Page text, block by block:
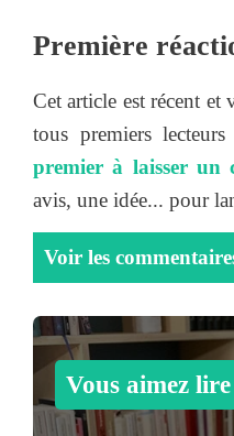
Première
Cet article est récent et
tous premiers
premier à laisser un
avis, une idée... pour
Voir les
Vous aimez